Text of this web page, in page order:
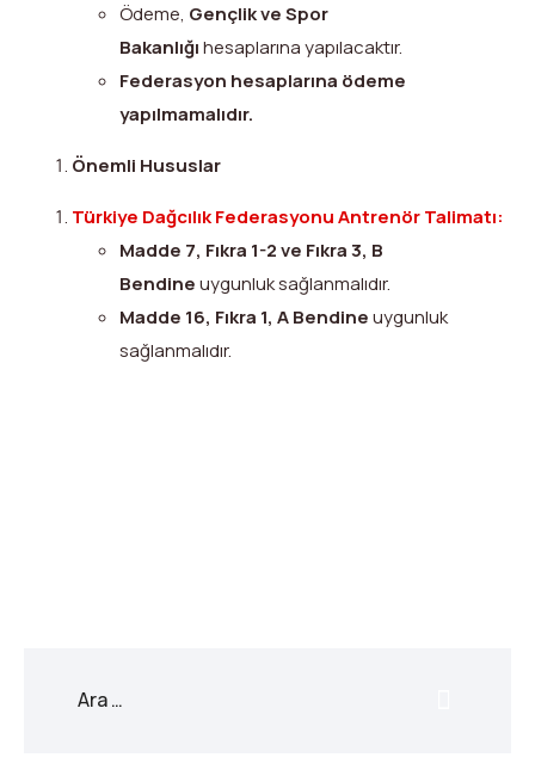
Ödeme, Gençlik ve Spor
Bakanlığıhesaplarına yapılacaktır.
Federasyon hesaplarına ödeme
yapılmamalıdır.
Önemli Hususlar
Türkiye Dağcılık Federasyonu Antrenör Talimatı:
Madde 7, Fıkra 1-2 ve Fıkra 3, B
Bendineuygunluk sağlanmalıdır.
Madde 16, Fıkra 1, A Bendineuygunluk
sağlanmalıdır.